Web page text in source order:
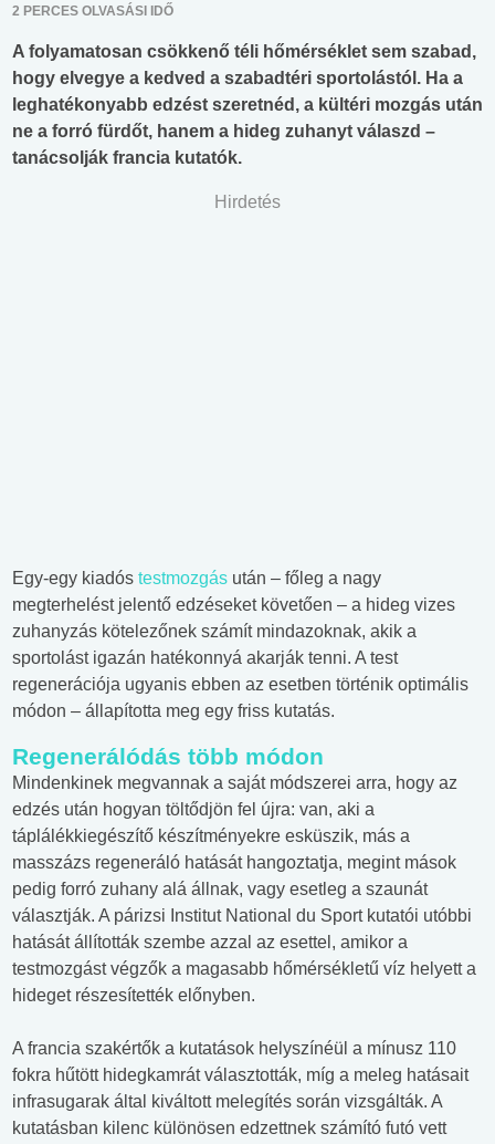
2 PERCES OLVASÁSI IDŐ
A folyamatosan csökkenő téli hőmérséklet sem szabad,
hogy elvegye a kedved a szabadtéri sportolástól. Ha a
leghatékonyabb edzést szeretnéd, a kültéri mozgás után
ne a forró fürdőt, hanem a hideg zuhanyt válaszd –
tanácsolják francia kutatók.
Hirdetés
Egy-egy kiadós testmozgás után – főleg a nagy
megterhelést jelentő edzéseket követően – a hideg vizes
zuhanyzás kötelezőnek számít mindazoknak, akik a
sportolást igazán hatékonnyá akarják tenni. A test
regenerációja ugyanis ebben az esetben történik optimális
módon – állapította meg egy friss kutatás.
Regenerálódás több módon
Mindenkinek megvannak a saját módszerei arra, hogy az
edzés után hogyan töltődjön fel újra: van, aki a
táplálékkiegészítő készítményekre esküszik, más a
masszázs regeneráló hatását hangoztatja, megint mások
pedig forró zuhany alá állnak, vagy esetleg a szaunát
választják. A párizsi Institut National du Sport kutatói utóbbi
hatását állították szembe azzal az esettel, amikor a
testmozgást végzők a magasabb hőmérsékletű víz helyett a
hideget részesítették előnyben.
A francia szakértők a kutatások helyszínéül a mínusz 110
fokra hűtött hidegkamrát választották, míg a meleg hatásait
infrasugarak által kiváltott melegítés során vizsgálták. A
kutatásban kilenc különösen edzettnek számító futó vett